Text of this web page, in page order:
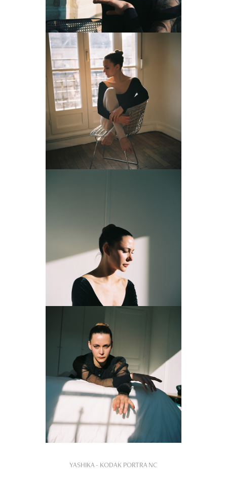
YASHIKA - KODAK PORTRA NC